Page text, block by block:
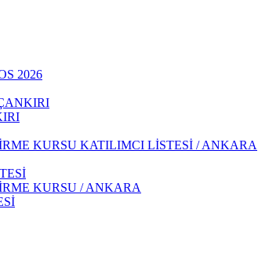
2026
KURSU KATILIMCI LİSTESİ / ANKARA
KURSU / ANKARA